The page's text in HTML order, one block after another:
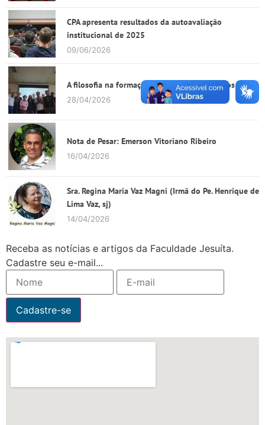
CPA apresenta resultados da autoavaliação
institucional de 2025
09/06/2026
A filosofia na formação de sujeitos autônomos
28/04/2026
Nota de Pesar: Emerson Vitoriano Ribeiro
16/04/2026
Sra. Regina Maria Vaz Magni (Irmã do Pe. Henrique de
Lima Vaz, sj)
14/04/2026
Receba as notícias e artigos da Faculdade Jesuíta.
Cadastre seu e-mail...